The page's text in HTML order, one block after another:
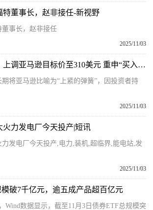
特董事长，赵非接任-新视野
事长，赵非接任
2025/11/03
大行评级丨瑞银：上调亚马逊目标价至310美元 重申“买入”评级 焦点消息
将亚马逊比喻为“上紧的弹簧”，因投资者持
2025/11/03
力发电厂今天投产|短讯
发电厂今天投产,电力,装机,超临界,能电站,发
2025/11/03
破7千亿元，逾五成产品超百亿元
Wind数据显示，截至11月3日债券ETF总规模突